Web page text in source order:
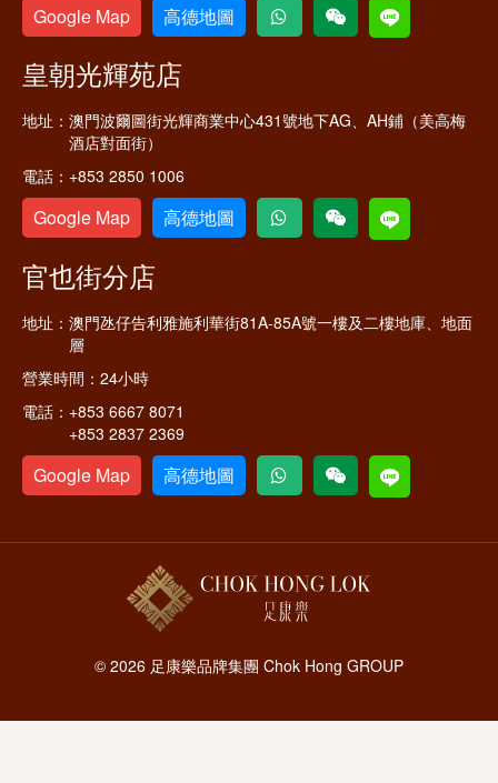
Google Map 高德地圖
皇朝光輝苑店
地址： 澳門波爾圖街光輝商業中心431號地下AG、AH鋪（美高梅
酒店對面街）
電話： +853 2850 1006
Google Map 高德地圖
官也街分店
地址： 澳門氹仔告利雅施利華街81A-85A號一樓及二樓地庫、地面
層
營業時間： 24小時
電話： +853 6667 8071
+853 2837 2369
Google Map 高德地圖
© 2026 足康樂品牌集團 Chok Hong GROUP